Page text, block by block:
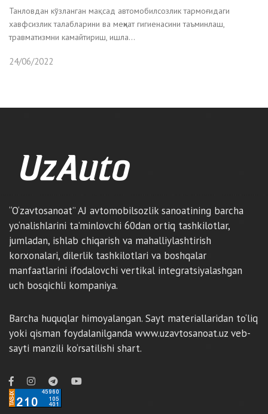
Танловдан кўзланган мақсад автомобилсозлик тармоғидаги
хавфсизлик талабларини ва меҳнат гигиенасини таъминлаш,
травматизмни камайтириш, ишла...
24/06/2022
“O‘zavtosanoat” AJ avtomobilsozlik sanoatining barcha
yo‘nalishlarini ta’minlovchi 60dan ortiq tashkilotlar,
jumladan, ishlab chiqarish va mahalliylashtirish
korxonalari, dilerlik tashkilotlari va boshqalar
manfaatlarini ifodalovchi vertikal integratsiyalashgan
uch bosqichli kompaniya.
Barcha huquqlar himoyalangan. Sayt materiallaridan to‘liq
yoki qisman foydalanilganda www.uzavtosanoat.uz veb-
sayti manzili ko‘rsatilishi shart.